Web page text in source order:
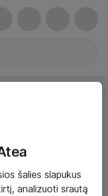
šalies slapukus
analizuoti srautą